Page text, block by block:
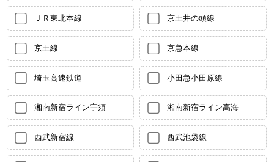
ＪＲ東北本線 京王井の頭線
京王線 京急本線
埼玉高速鉄道 小田急小田原線
湘南新宿ライン宇須 湘南新宿ライン高海
西武新宿線 西武池袋線